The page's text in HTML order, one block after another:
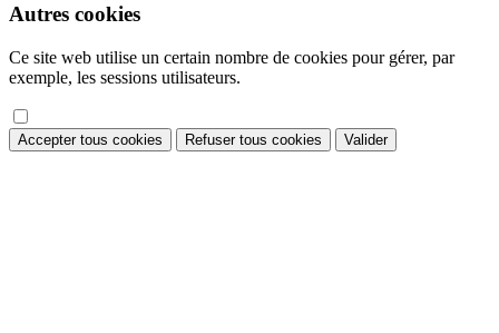
Autres cookies
Ce site web utilise un certain nombre de cookies pour gérer, par
exemple, les sessions utilisateurs.
Accepter tous cookies Refuser tous cookies Valider